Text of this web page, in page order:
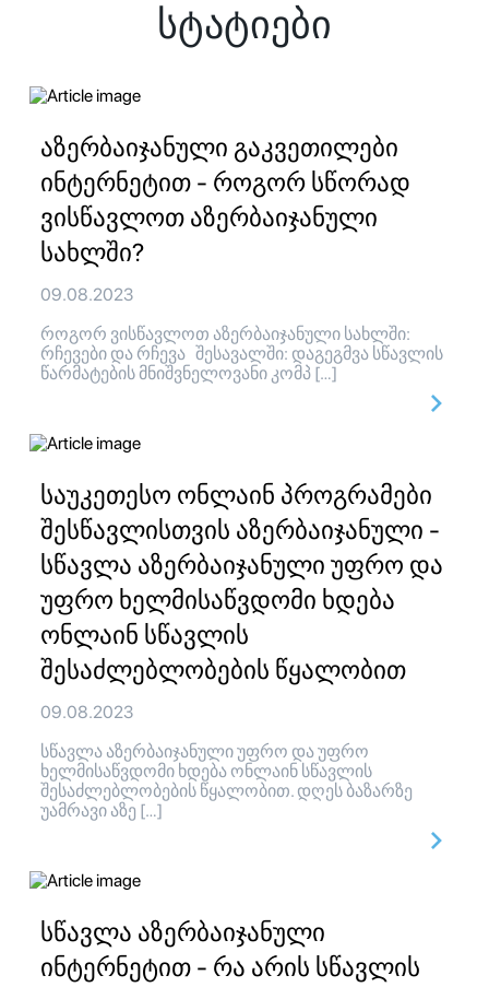
სტატიები
აზერბაიჯანული გაკვეთილები
ინტერნეტით - როგორ სწორად
ვისწავლოთ აზერბაიჯანული
სახლში?
09.08.2023
როგორ ვისწავლოთ აზერბაიჯანული სახლში:
რჩევები და რჩევა შესავალში: დაგეგმვა სწავლის
წარმატების მნიშვნელოვანი კომპ […]
საუკეთესო ონლაინ პროგრამები
შესწავლისთვის აზერბაიჯანული -
სწავლა აზერბაიჯანული უფრო და
უფრო ხელმისაწვდომი ხდება
ონლაინ სწავლის
შესაძლებლობების წყალობით
09.08.2023
სწავლა აზერბაიჯანული უფრო და უფრო
ხელმისაწვდომი ხდება ონლაინ სწავლის
შესაძლებლობების წყალობით. დღეს ბაზარზე
უამრავი აზე […]
სწავლა აზერბაიჯანული
ინტერნეტით - რა არის სწავლის